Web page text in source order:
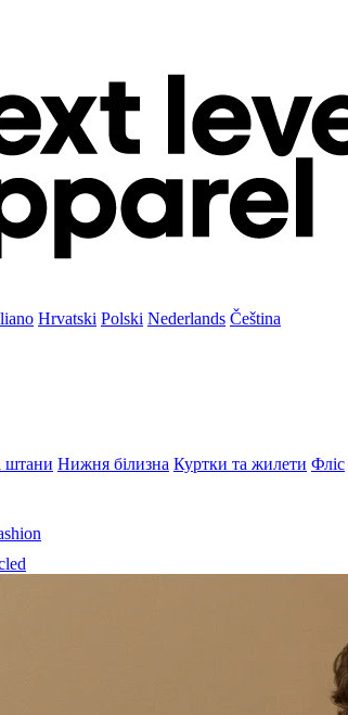
Hrvatski Polski Nederlands Čeština
штани Нижня білизна Куртки та жилети Фліс